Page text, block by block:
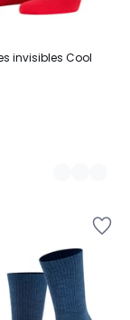
invisibles Cool